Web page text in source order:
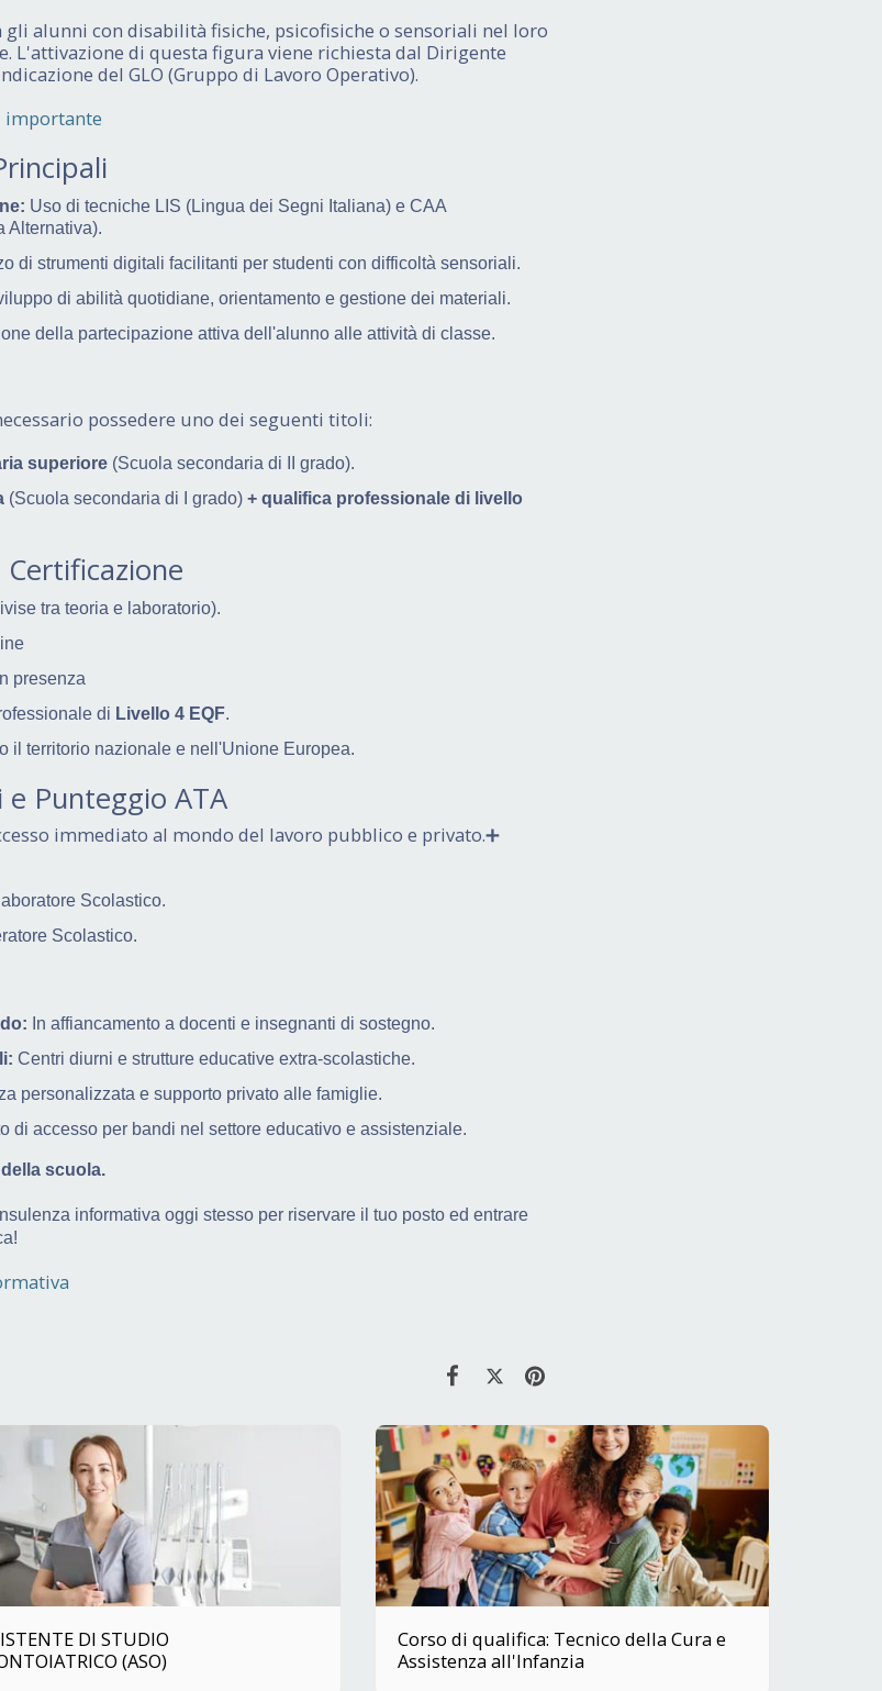
alunni con disabilità fisiche, psicofisiche o sensoriali nel loro
L'attivazione di questa figura viene richiesta dal Dirigente
del GLO (Gruppo di Lavoro Operativo).
importante
Uso di tecniche LIS (Lingua dei Segni Italiana) e CAA
Alternativa).
di strumenti digitali facilitanti per studenti con difficoltà sensoriali.
di abilità quotidiane, orientamento e gestione dei materiali.
della partecipazione attiva dell'alunno alle attività di classe.
possedere uno dei seguenti titoli:
superiore (Scuola secondaria di II grado).
(Scuola secondaria di I grado) + qualifica professionale di livello
tra teoria e laboratorio).
presenza
di Livello 4 EQF.
il territorio nazionale e nell'Unione Europea.
e Punteggio ATA
immediato al mondo del lavoro pubblico e privato.➕
Scolastico.
Scolastico.
In affiancamento a docenti e insegnanti di sostegno.
Centri diurni e strutture educative extra-scolastiche.
personalizzata e supporto privato alle famiglie.
di accesso per bandi nel settore educativo e assistenziale.
scuola.
informativa oggi stesso per riservare il tuo posto ed entrare
DI STUDIO
(ASO)
Corso di qualifica: Tecnico della Cura e
Assistenza all'Infanzia